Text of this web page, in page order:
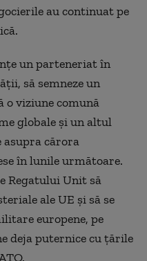
au continuat pe
un parteneriat în
să semneze un
o viziune comună
globale şi un altul
asupra cărora
în lunile următoare.
Regatului Unit să
ale UE şi să se
europene, pe
deja puternice cu ţările